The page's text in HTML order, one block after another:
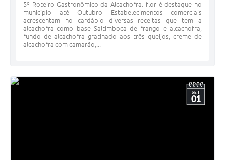
5º Roteiro Gastronômico da Alcachofra: flor é destaque no
município até Outubro Estabelecimentos comerciais
acrescentam no cardápio diversas receitas que tem a
alcachofra como base Saltimboca de frango e alcachofra,
fundo de alcachofra gratinado aos três queijos, creme de
alcachofra com camarão,...
SET
01